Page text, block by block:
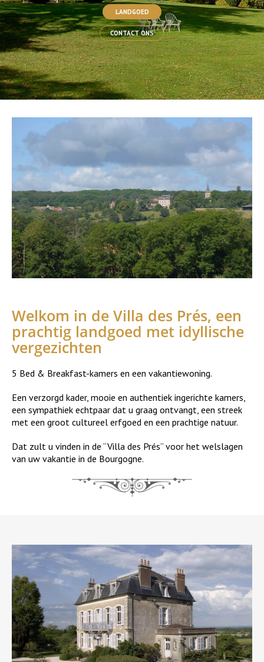
LANDGOED
CONTACT ONS
Welkom in de Villa des Prés, een
prachtig landgoed met idyllische
vergezichten
5 Bed & Breakfast-kamers en een vakantiewoning.
Een verzorgd kader, mooie en authentiek ingerichte kamers,
een sympathiek echtpaar dat u graag ontvangt, een streek
met een groot cultureel erfgoed en een prachtige natuur.
Dat zult u vinden in de “Villa des Prés” voor het welslagen
van uw vakantie in de Bourgogne.